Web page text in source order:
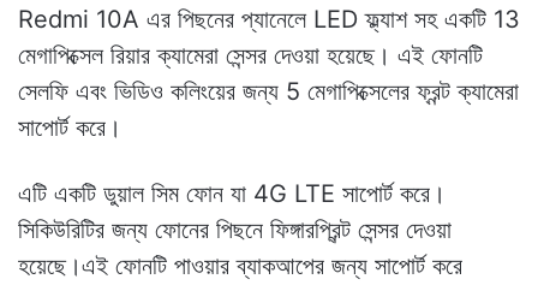
Redmi 10A এর পিছনের প্যানেলে LED ফ্ল্যাশ সহ একটি 13
মেগাপিক্সেল রিয়ার ক্যামেরা সেন্সর দেওয়া হয়েছে। এই ফোনটি
সেলফি এবং ভিডিও কলিংয়ের জন্য 5 মেগাপিক্সেলের ফ্রন্ট ক্যামেরা
সাপোর্ট করে।
এটি একটি ডুয়াল সিম ফোন যা 4G LTE সাপোর্ট করে।
সিকিউরিটির জন্য ফোনের পিছনে ফিঙ্গারপ্রিন্ট সেন্সর দেওয়া
হয়েছে।এই ফোনটি পাওয়ার ব্যাকআপের জন্য সাপোর্ট করে